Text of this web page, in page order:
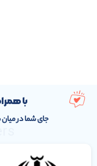
با
جای شما در میان